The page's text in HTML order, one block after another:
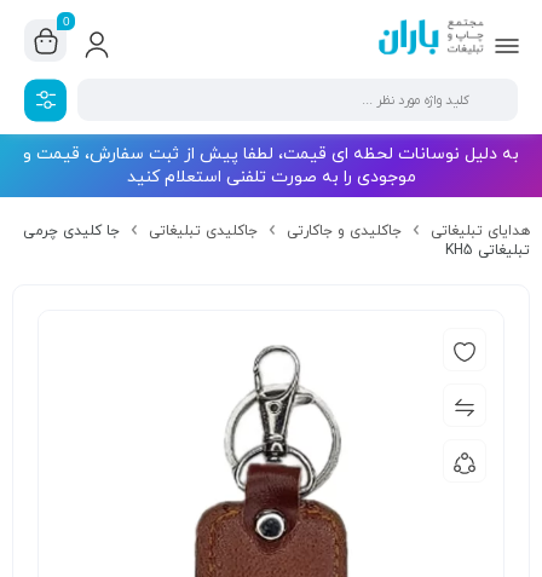
0
به دلیل نوسانات لحظه ای قیمت، لطفا پیش از ثبت سفارش، قیمت و
موجودی را به صورت تلفنی استعلام کنید
هدایای تبلیغاتی جاکلیدی و جاکارتی جاکلیدی تبلیغاتی
جا کلیدی چرمی
تبلیغاتی KH5